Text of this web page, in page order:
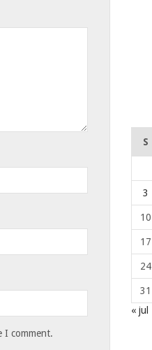
I comment.
S
3
10
17
24
31
« jul